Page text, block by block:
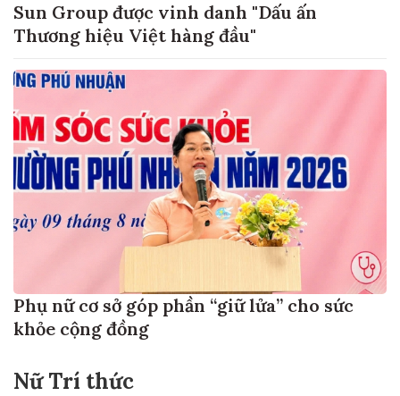
Sun Group được vinh danh "Dấu ấn
Thương hiệu Việt hàng đầu"
Phụ nữ cơ sở góp phần “giữ lửa” cho sức
khỏe cộng đồng
Nữ Trí thức